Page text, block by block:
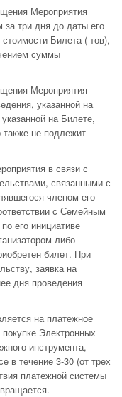
Мероприятия
за три дня до даты его
Билета (-тов),
суммы
Мероприятия
указанной на
на Билете,
не подлежит
в связи с
связанными с
членом его
с Семейным
его инициативе
либо
билет. При
заявка на
дня проведения
на платежное
Электронных
инструмента,
в течение 3-30 (от трех
платежной системы